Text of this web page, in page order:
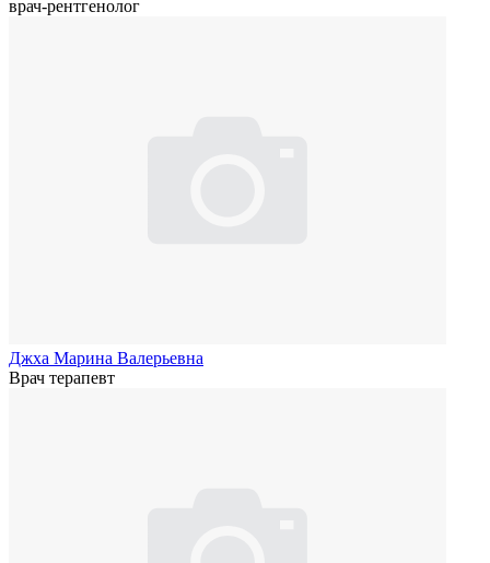
врач-рентгенолог
Джха Марина Валерьевна
Врач терапевт